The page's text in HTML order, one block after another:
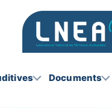
Documents